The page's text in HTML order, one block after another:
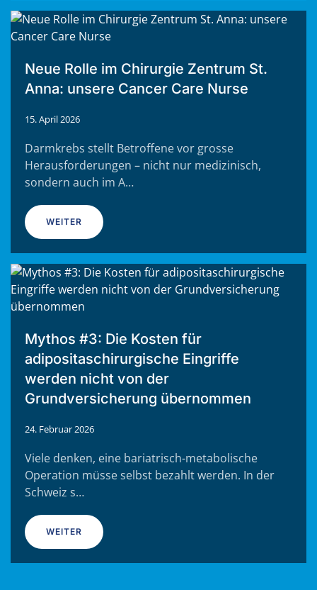
Neue Rolle im Chirurgie Zentrum St.
Anna: unsere Cancer Care Nurse
15. April 2026
Darmkrebs stellt Betroffene vor grosse
Herausforderungen – nicht nur medizinisch,
sondern auch im A…
WEITER
Mythos #3: Die Kosten für
adipositaschirurgische Eingriffe
werden nicht von der
Grundversicherung übernommen
24. Februar 2026
Viele denken, eine bariatrisch-metabolische
Operation müsse selbst bezahlt werden. In der
Schweiz s…
WEITER